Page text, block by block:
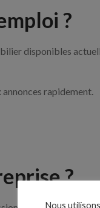
?
disponibles
rapidement.
?
Nous